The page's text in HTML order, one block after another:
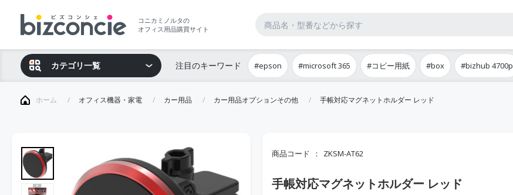
コニカミノルタの
オフィス用品購買サイト
カテゴリ一覧 注目のキーワード #epson #microsoft 365 #コピー用紙 #box #bizhub 4700p
ホーム オフィス機器・家電 カー用品 カー用品オプションその他 手帳対応マグネットホルダー レッド
商品コード ZKSM-AT62
手帳対応マグネットホルダー レッド